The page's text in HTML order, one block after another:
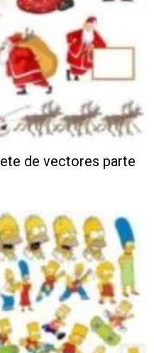
de vectores parte